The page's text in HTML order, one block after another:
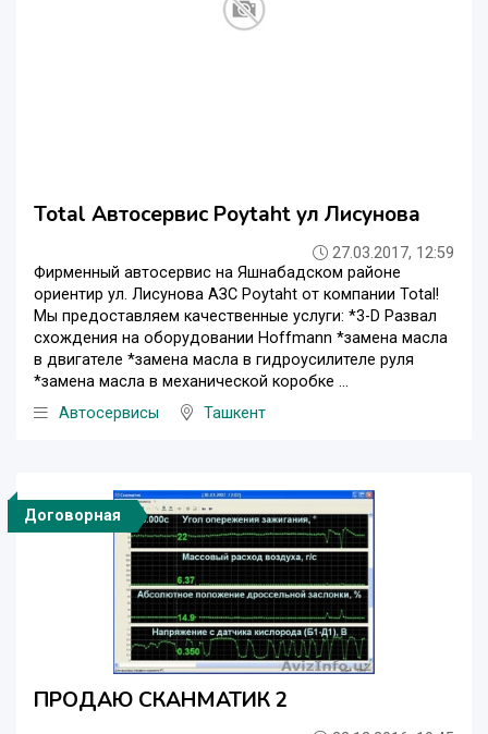
Total Автосервис Poytaht ул Лисунова
27.03.2017, 12:59
Фирменный автосервис на Яшнабадском районе
ориентир ул. Лисунова АЗС Poytaht от компании Total!
Мы предоставляем качественные услуги: *3-D Развал
схождения на оборудовании Hoffmann *замена масла
в двигателе *замена масла в гидроусилителе руля
*замена масла в механической коробке ...
Автосервисы
Ташкент
Договорная
ПРОДАЮ СКАНМАТИК 2